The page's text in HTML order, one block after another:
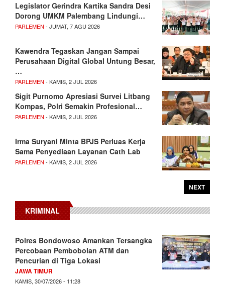
Legislator Gerindra Kartika Sandra Desi
Dorong UMKM Palembang Lindungi…
PARLEMEN - JUMAT, 7 AGU 2026
Kawendra Tegaskan Jangan Sampai
Perusahaan Digital Global Untung Besar,
…
PARLEMEN - KAMIS, 2 JUL 2026
Sigit Purnomo Apresiasi Survei Litbang
Kompas, Polri Semakin Profesional…
PARLEMEN - KAMIS, 2 JUL 2026
Irma Suryani Minta BPJS Perluas Kerja
Sama Penyediaan Layanan Cath Lab
PARLEMEN - KAMIS, 2 JUL 2026
NEXT
KRIMINAL
Polres Bondowoso Amankan Tersangka
Percobaan Pembobolan ATM dan
Pencurian di Tiga Lokasi
JAWA TIMUR
KAMIS, 30/07/2026 - 11:28